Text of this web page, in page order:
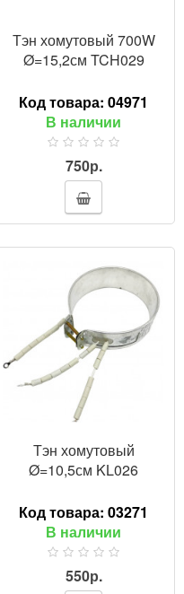
Тэн хомутовый 700W
Ø=15,2см TCH029
Код товара: 04971
В наличии
750р.
Тэн хомутовый
Ø=10,5см KL026
Код товара: 03271
В наличии
550р.